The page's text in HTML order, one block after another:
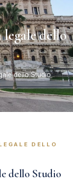
legale dello
dello Studio
DELLO
dello Studio